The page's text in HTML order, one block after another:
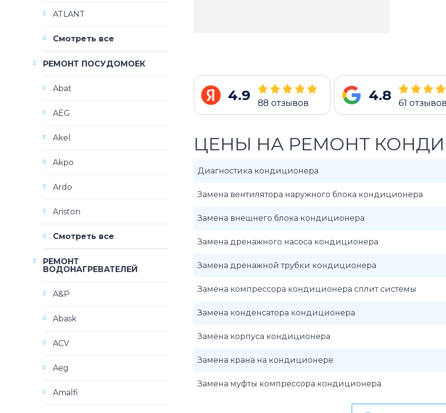
4.9 88 отзывов 4.8 61 отзывов
ЦЕНЫ НА РЕМОНТ
Диагностика кондиционера
Замена вентилятора наружного блока кондиционера
Замена внешнего блока кондиционера
Замена дренажного насоса кондиционера
Замена дренажной трубки кондиционера
Замена компрессора кондиционера сплит системы
Замена конденсатора кондиционера
Замена корпуса кондиционера
Замена крана на кондиционере
Замена муфты компрессора кондиционера
ATLANT
Смотреть все
РЕМОНТ ПОСУДОМОЕК
Abat
AEG
Akel
Akpo
Ardo
Ariston
Смотреть все
РЕМОНТ
ВОДОНАГРЕВАТЕЛЕЙ
A&P
Abask
ACV
Aeg
Amalfi